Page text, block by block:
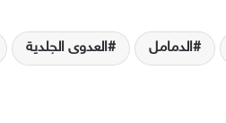
الدمامل العدوى الجلدية